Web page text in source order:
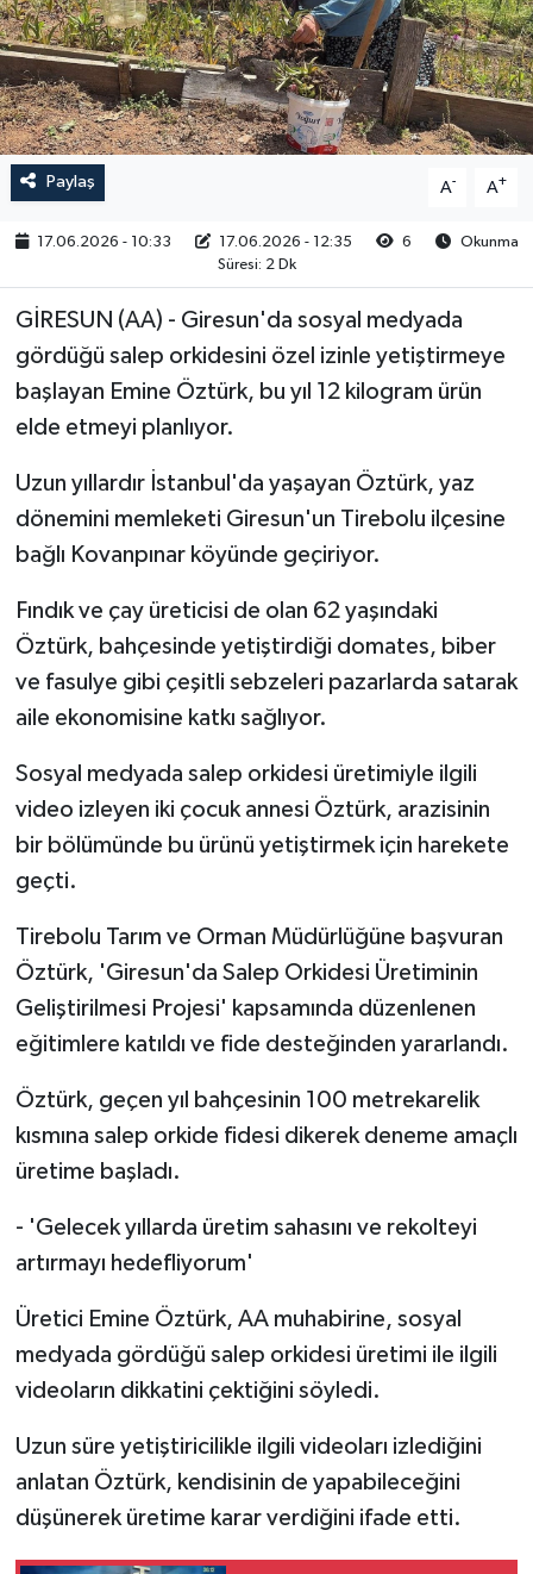
Paylaş A- A+
17.06.2026 - 10:33 17.06.2026 - 12:35 6
Okunma
Süresi: 2 Dk
GİRESUN (AA) - Giresun'da sosyal medyada
gördüğü salep orkidesini özel izinle yetiştirmeye
başlayan Emine Öztürk, bu yıl 12 kilogram ürün
elde etmeyi planlıyor.
Uzun yıllardır İstanbul'da yaşayan Öztürk, yaz
dönemini memleketi Giresun'un Tirebolu ilçesine
bağlı Kovanpınar köyünde geçiriyor.
Fındık ve çay üreticisi de olan 62 yaşındaki
Öztürk, bahçesinde yetiştirdiği domates, biber
ve fasulye gibi çeşitli sebzeleri pazarlarda satarak
aile ekonomisine katkı sağlıyor.
Sosyal medyada salep orkidesi üretimiyle ilgili
video izleyen iki çocuk annesi Öztürk, arazisinin
bir bölümünde bu ürünü yetiştirmek için harekete
geçti.
Tirebolu Tarım ve Orman Müdürlüğüne başvuran
Öztürk, 'Giresun'da Salep Orkidesi Üretiminin
Geliştirilmesi Projesi' kapsamında düzenlenen
eğitimlere katıldı ve fide desteğinden yararlandı.
Öztürk, geçen yıl bahçesinin 100 metrekarelik
kısmına salep orkide fidesi dikerek deneme amaçlı
üretime başladı.
- 'Gelecek yıllarda üretim sahasını ve rekolteyi
artırmayı hedefliyorum'
Üretici Emine Öztürk, AA muhabirine, sosyal
medyada gördüğü salep orkidesi üretimi ile ilgili
videoların dikkatini çektiğini söyledi.
Uzun süre yetiştiricilikle ilgili videoları izlediğini
anlatan Öztürk, kendisinin de yapabileceğini
düşünerek üretime karar verdiğini ifade etti.
RESMİ İLAN